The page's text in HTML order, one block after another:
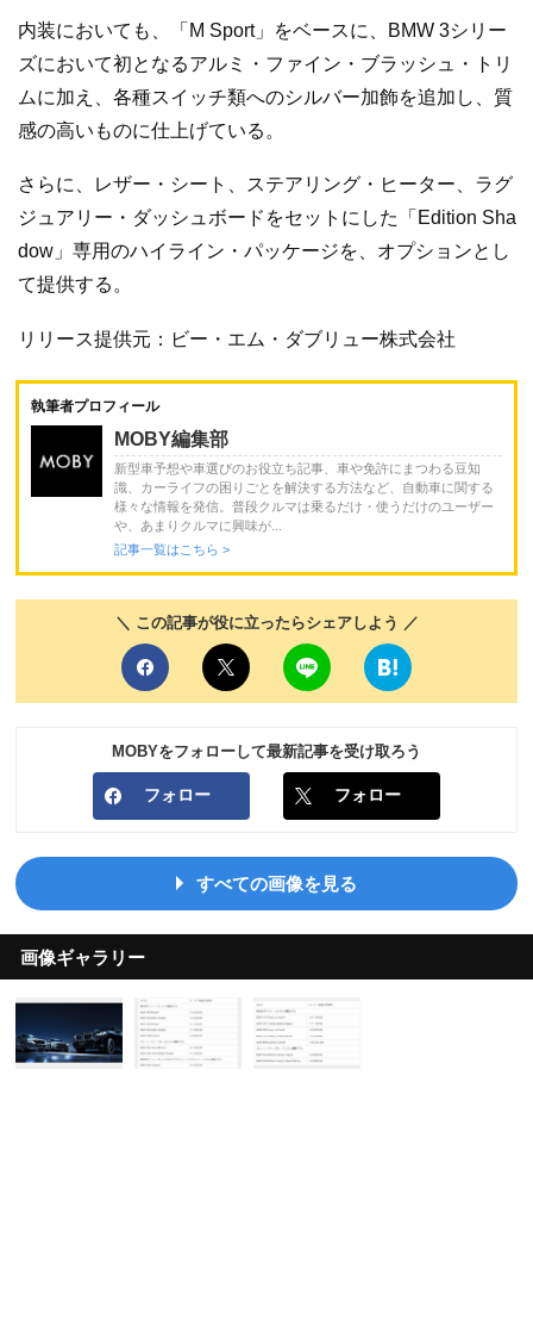
内装においても、「M Sport」をベースに、BMW 3シリー
ズにおいて初となるアルミ・ファイン・ブラッシュ・トリ
ムに加え、各種スイッチ類へのシルバー加飾を追加し、質
感の高いものに仕上げている。
さらに、レザー・シート、ステアリング・ヒーター、ラグ
ジュアリー・ダッシュボードをセットにした「Edition Sha
dow」専用のハイライン・パッケージを、オプションとし
て提供する。
リリース提供元：ビー・エム・ダブリュー株式会社
執筆者プロフィール
MOBY編集部
新型車予想や車選びのお役立ち記事、車や免許にまつわる豆知
識、カーライフの困りごとを解決する方法など、自動車に関する
様々な情報を発信。普段クルマは乗るだけ・使うだけのユーザー
や、あまりクルマに興味が...
記事一覧はこちら >
＼ この記事が役に立ったらシェアしよう ／
MOBYをフォローして最新記事を受け取ろう
フォロー フォロー
すべての画像を見る
画像ギャラリー